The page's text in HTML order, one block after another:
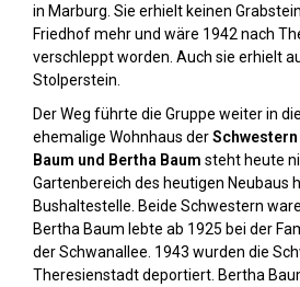
in Marburg. Sie erhielt keinen
Friedhof mehr und wäre 1942 nach
verschleppt worden. Auch sie erhielt
Stolperstein.
Der Weg führte die Gruppe weiter in die
ehemalige Wohnhaus der
Baum und Bertha Baum steht heute
Gartenbereich des heutigen Neubaus
Bushaltestelle. Beide Schwestern
Bertha Baum lebte ab 1925 bei der
der Schwanallee. 1943 wurden die
Theresienstadt deportiert. Bertha